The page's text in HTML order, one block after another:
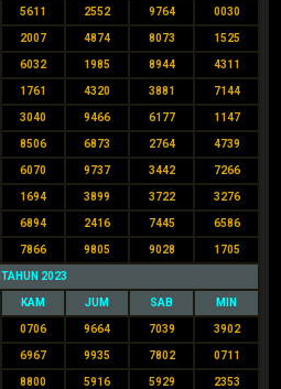
5611 2552 9764 0030
2007 4874 8073 1525
6032 1985 8944 4311
1761 4320 3881 7144
3040 9466 6177 1147
8506 6873 2764 4739
6070 9737 3442 7266
1694 3899 3722 3276
6894 2416 7445 6586
7866 9805 9028 1705
TAHUN 2023
KAM JUM SAB MIN
0706 9664 7039 3902
6967 9935 7802 0711
8800 5916 5929 2353